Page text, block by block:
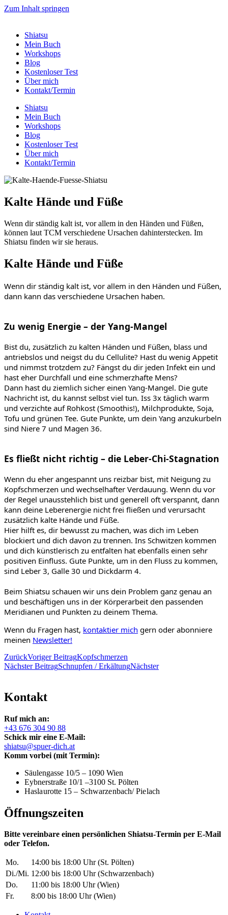
Zum Inhalt springen
Shiatsu
Mein Buch
Workshops
Blog
Kostenloser Test
Über mich
Kontakt/Termin
Shiatsu
Mein Buch
Workshops
Blog
Kostenloser Test
Über mich
Kontakt/Termin
Kalte Hände und Füße
Wenn dir ständig kalt ist, vor allem in den Händen und Füßen,
können laut TCM verschiedene Ursachen dahinterstecken. Im
Shiatsu finden wir sie heraus.
Kalte Hände und Füße
Wenn dir ständig kalt ist, vor allem in den Händen und Füßen,
dann kann das verschiedene Ursachen haben.
Zu wenig Energie – der Yang-Mangel
Bist du, zusätzlich zu kalten Händen und Füßen, blass und
antriebslos und neigst du du Cellulite? Hast du wenig Appetit
und nimmst trotzdem zu? Fängst du dir jeden Infekt ein und
hast eher Durchfall und eine schmerzhafte Mens?
Dann hast du ziemlich sicher einen Yang-Mangel. Die gute
Nachricht ist, du kannst selbst viel tun. Iss 3x täglich warm
und verzichte auf Rohkost (Smoothis!), Milchprodukte, Soja,
Tofu und grünen Tee. Gute Punkte, um dein Yang anzukurbeln
sind Niere 7 und Magen 36.
Es fließt nicht richtig – die Leber-Chi-Stagnation
Wenn du eher angespannt uns reizbar bist, mit Neigung zu
Kopfschmerzen und wechselhafter Verdauung. Wenn du vor
der Regel unausstehlich bist und generell oft verspannt, dann
kann deine Leberenergie nicht frei fließen und verursacht
zusätzlich kalte Hände und Füße.
Hier hilft es, dir bewusst zu machen, was dich im Leben
blockiert und dich davon zu trennen. Ins Schwitzen kommen
und dich künstlerisch zu entfalten hat ebenfalls einen sehr
positiven Einfluss. Gute Punkte, um in den Fluss zu kommen,
sind Leber 3, Galle 30 und Dickdarm 4.
Beim Shiatsu schauen wir uns dein Problem ganz genau an
und beschäftigen uns in der Körperarbeit den passenden
Meridianen und Punkten zu deinem Thema.
Wenn du Fragen hast, kontaktier mich gern oder abonniere
meinen Newsletter!
ZurückVoriger BeitragKopfschmerzen
Nächster BeitragSchnupfen / ErkältungNächster
Kontakt
Ruf mich an:
+43 676 304 90 88
Schick mir eine E-Mail:
shiatsu@spuer-dich.at
Komm vorbei (mit Termin):
Säulengasse 10/5 – 1090 Wien
Eybnerstraße 10/1 –3100 St. Pölten
Haslaurotte 15 – Schwarzenbach/ Pielach
Öffnungszeiten
Bitte vereinbare einen persönlichen Shiatsu-Termin per E-Mail
oder Telefon.
Mo.
14:00 bis 18:00 Uhr (St. Pölten)
Di./Mi. 12:00 bis 18:00 Uhr (Schwarzenbach)
Do.
11:00 bis 18:00 Uhr (Wien)
Fr.
8:00 bis 18:00 Uhr (Wien)